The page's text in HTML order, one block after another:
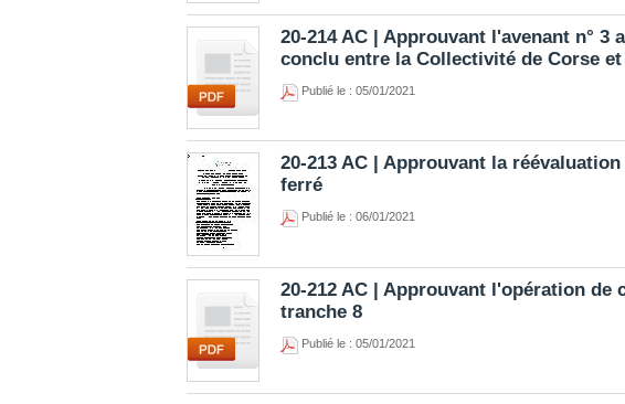
20-214 AC | Approuvant l'avenant n°
conclu entre la Collectivité de Corse
Publié le : 05/01/2021
20-213 AC | Approuvant la
ferré
Publié le : 06/01/2021
20-212 AC | Approuvant l'opération
tranche 8
Publié le : 05/01/2021